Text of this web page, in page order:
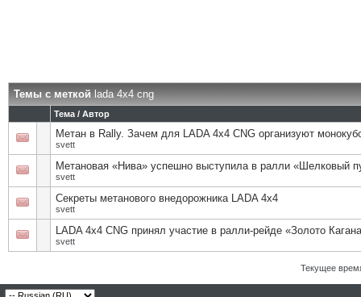
Темы с меткой lada 4х4 cng
Тема / Автор
Метан в Rally. Зачем для LADA 4x4 CNG организуют
svett
Метановая «Нива» успешно выступила в ралли «Шелковый
svett
Секреты метанового внедорожника LADA 4x4
svett
LADA 4х4 CNG принял участие в ралли-рейде «Золото
svett
Текущее